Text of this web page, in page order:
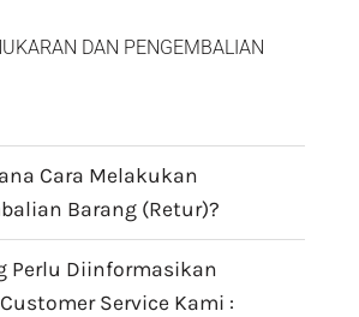
DAN PENGEMBALIAN
Cara Melakukan
Barang (Retur)?
Perlu Diinformasikan
Service Kami :